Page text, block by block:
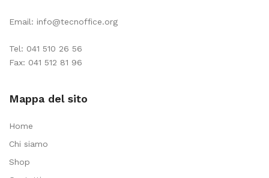
Email: info@tecnoffice.org
Tel: 041 510 26 56
Fax: 041 512 81 96
Mappa del sito
Home
Chi siamo
Shop